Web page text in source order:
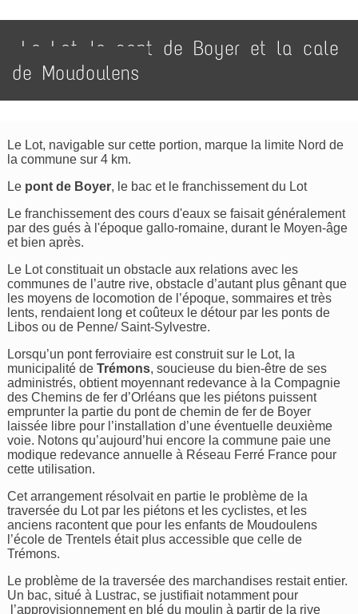
Le Lot, le pont de Boyer et la cale
de Moudoulens
Le Lot, navigable sur cette portion, marque la limite Nord de
la commune sur 4 km.
Le pont de Boyer, le bac et le franchissement du Lot
Le franchissement des cours d'eaux se faisait généralement
par des gués à l'époque gallo-romaine, durant le Moyen-âge
et bien après.
Le Lot constituait un obstacle aux relations avec les
communes de l’autre rive, obstacle d’autant plus gênant que
les moyens de locomotion de l’époque, sommaires et très
lents, rendaient long et coûteux le détour par les ponts de
Libos ou de Penne/ Saint-Sylvestre.
Lorsqu’un pont ferroviaire est construit sur le Lot, la
municipalité deTrémons, soucieuse du bien-être de ses
administrés, obtient moyennant redevance à la Compagnie
des Chemins de fer d’Orléans que les piétons puissent
emprunter la partie du pont de chemin de fer de Boyer
laissée libre pour l’installation d’une éventuelle deuxième
voie. Notons qu’aujourd’hui encore la commune paie une
modique redevance annuelle à Réseau Ferré France pour
cette utilisation.
Cet arrangement résolvait en partie le problème de la
traversée du Lot par les piétons et les cyclistes, et les
anciens racontent que pour les enfants de Moudoulens
l’école de Trentels était plus accessible que celle de
Trémons.
Le problème de la traversée des marchandises restait entier.
Un bac, situé à Lustrac, se justifiait notamment pour
l’approvisionnement en blé du moulin à partir de la rive